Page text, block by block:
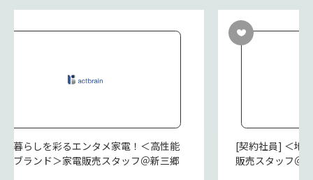
] 暮らしを彩るエンタメ家電！＜高性能
ビブランド＞家電販売スタッフ＠新三郷
[契約社員] ＜地
販売スタッフ＠